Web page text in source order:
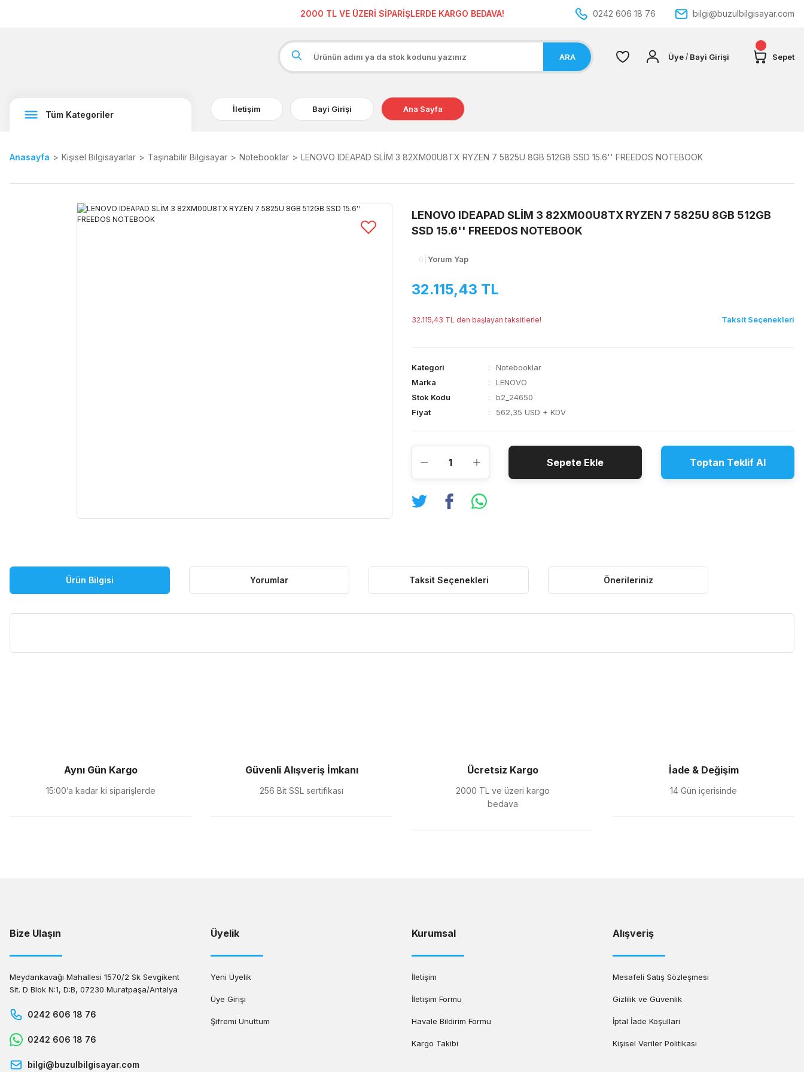
2000 TL VE ÜZERİ SİPARİŞLERDE KARGO BEDAVA! 0242 606 18 76 bilgi@buzulbilgisayar.com
ARA Üye / Bayi Girişi Sepet
Tüm Kategoriler
İletişim Bayi Girişi Ana Sayfa
Anasayfa Kişisel Bilgisayarlar Taşınabilir Bilgisayar Notebooklar LENOVO IDEAPAD SLİM 3 82XM00U8TX RYZEN 7 5825U 8GB 512GB SSD 15.6'' FREEDOS NOTEBOOK
LENOVO IDEAPAD SLİM 3 82XM00U8TX RYZEN 7 5825U 8GB 512GB
SSD 15.6'' FREEDOS NOTEBOOK
0 Yorum Yap
32.115,43 TL
32.115,43 TL den başlayan taksitlerle! Taksit Seçenekleri
Kategori
Notebooklar
Marka
LENOVO
Stok Kodu
b2_24650
Fiyat
562,35 USD + KDV
Sepete Ekle Toptan Teklif Al
Ürün Bilgisi Yorumlar Taksit Seçenekleri Önerileriniz
Ürün fiyatı diğer sitelerden daha pahalı.
Bu ürüne benzer farklı alternatifler olmalı.
Aynı Gün Kargo
15:00’a kadar ki siparişlerde
Güvenli Alışveriş İmkanı
256 Bit SSL sertifikası
Ücretsiz Kargo
2000 TL ve üzeri kargo
bedava
İade & Değişim
14 Gün içerisinde
Bize Ulaşın
Meydankavağı Mahallesi 1570/2 Sk Sevgikent
Sit. D Blok N:1, D:B, 07230 Muratpaşa/Antalya
0242 606 18 76
0242 606 18 76
bilgi@buzulbilgisayar.com
Üyelik
Yeni Üyelik
Üye Girişi
Şifremi Unuttum
Kurumsal
İletişim
İletişim Formu
Havale Bildirim Formu
Kargo Takibi
Alışveriş
Mesafeli Satış Sözleşmesi
Gizlilik ve Güvenlik
İptal İade Koşullari
Kişisel Veriler Politikası